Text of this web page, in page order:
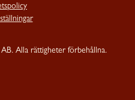
Alla rättigheter förbehållna.